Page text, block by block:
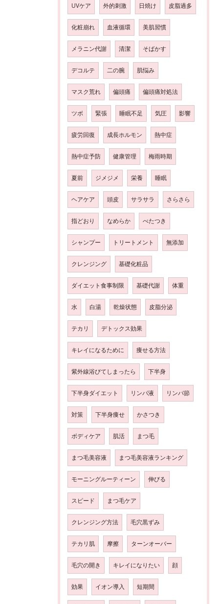
UVケア 外的刺激 日焼け 皮脂過多
化粧崩れ 血液循環 美肌習慣
メラニン代謝 清潔 そばかす
デコルテ 二の腕 肌悩み
マスク荒れ 偏頭痛 偏頭痛対処法
ツボ 緊張 睡眠不足 気圧 影響
疲労回復 成長ホルモン 熱中症
熱中症予防 健康管理 梅雨時期
夏前 ジメジメ 栄養 睡眠
ヘアケア 頭皮 サラサラ さらさら
指どおり なめらか べたつき
シャンプー トリートメント 無添加
クレンジング 基礎化粧品
ダイエット食事制限 基礎代謝 体重
水 白湯 乾燥状態 皮脂分泌
テカリ デトックス効果
キレイになるために 痩せる方法
紫外線浴びてしまったら 下半身
下半身ダイエット リンパ液 リンパ節
対策 下半身痩せ かさつき
ボディケア 肌活 まつ毛
まつ毛美容液 まつ毛美容液ランキング
モーニングルーティーン 伸びる
スピード まつ毛ケア
クレンジング方法 毛穴黒ずみ
テカリ肌 摩擦 ターンオーバー
毛穴の開き キレイになりたい 顔
効果 イオン導入 短期間